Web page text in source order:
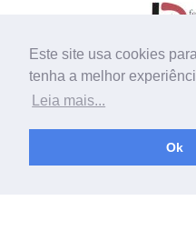
Este site usa cookies
tenha a melhor
Leia mais...
Ok
Tag:arco de